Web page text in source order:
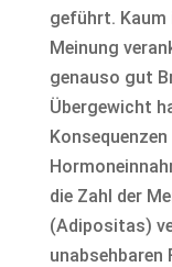
geführt.
Meinung
genauso gut
Übergewicht
die Zahl der
(Adipositas)
unabsehbaren